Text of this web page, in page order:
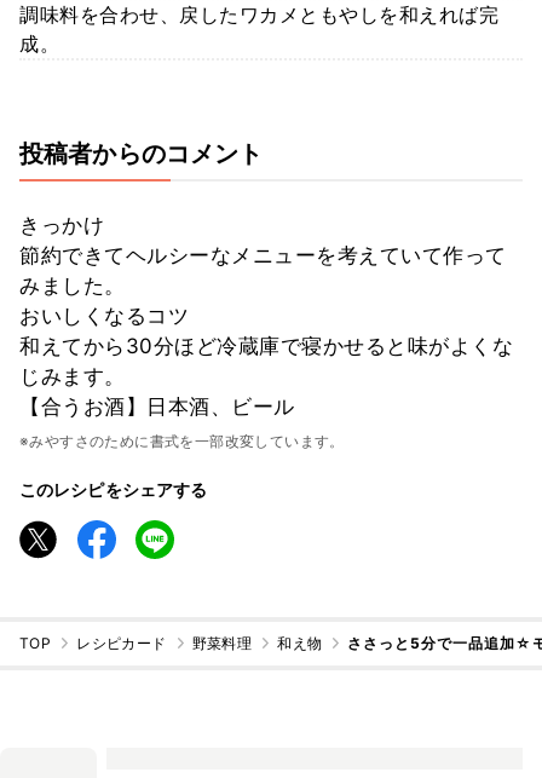
調味料を合わせ、戻したワカメともやしを和えれば完
成。
投稿者からのコメント
きっかけ
節約できてヘルシーなメニューを考えていて作って
みました。
おいしくなるコツ
和えてから30分ほど冷蔵庫で寝かせると味がよくな
じみます。
【合うお酒】日本酒、ビール
※みやすさのために書式を一部改変しています。
このレシピをシェアする
TOP レシピカード 野菜料理 和え物 ささっと5分で一品追加☆